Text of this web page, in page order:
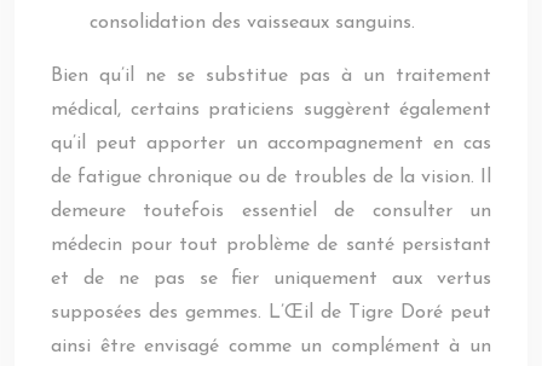
consolidation des vaisseaux sanguins.
Bien qu’il ne se substitue pas à un traitement
médical, certains praticiens suggèrent également
qu’il peut apporter un accompagnement en cas
de fatigue chronique ou de troubles de la vision. Il
demeure toutefois essentiel de consulter un
médecin pour tout problème de santé persistant
et de ne pas se fier uniquement aux vertus
supposées des gemmes. L’Œil de Tigre Doré peut
ainsi être envisagé comme un complément à un